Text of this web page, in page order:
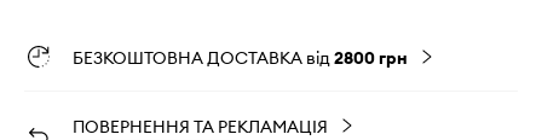
БЕЗКОШТОВНА ДОСТАВКА від2800 грн
ПОВЕРНЕННЯ ТА РЕКЛАМАЦІЯ